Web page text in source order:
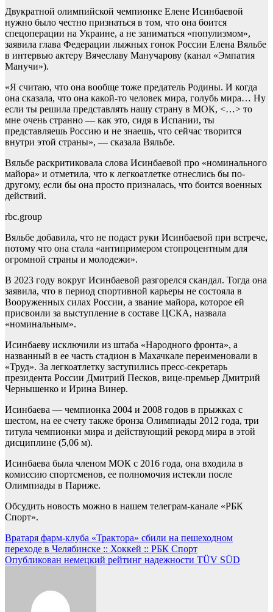
Двукратной олимпийской чемпионке Елене Исинбаевой
нужно было честно признаться в том, что она боится
спецоперации на Украине, а не заниматься «популизмом»,
заявила глава Федерации лыжных гонок России Елена Вяльбе
в интервью актеру Вячеславу Манучарову (канал «Эмпатия
Манучи»).
«Я считаю, что она вообще тоже предатель Родины. И когда
она сказала, что она какой-то человек мира, голубь мира… Ну
если ты решила представлять нашу страну в МОК, <…> то
мне очень странно — как это, сидя в Испании, ты
представляешь Россию и не знаешь, что сейчас творится
внутри этой страны», — сказала Вяльбе.
Вяльбе раскритиковала слова Исинбаевой про «номинального
майора» и отметила, что к легкоатлетке отнеслись бы по-
другому, если бы она просто призналась, что боится военных
действий.
rbc.group
Вяльбе добавила, что не подаст руки Исинбаевой при встрече,
потому что она стала «антипримером стопроцентным для
огромной страны и молодежи».
В 2023 году вокруг Исинбаевой разгорелся скандал. Тогда она
заявила, что в период спортивной карьеры не состояла в
Вооруженных силах России, а звание майора, которое ей
присвоили за выступление в составе ЦСКА, назвала
«номинальным».
Исинбаеву исключили из штаба «Народного фронта», а
названный в ее часть стадион в Махачкале переименовали в
«Труд». За легкоатлетку заступились пресс-секретарь
президента России Дмитрий Песков, вице-премьер Дмитрий
Чернышенко и Ирина Винер.
Исинбаева — чемпионка 2004 и 2008 годов в прыжках с
шестом, на ее счету также бронза Олимпиады 2012 года, три
титула чемпионки мира и действующий рекорд мира в этой
дисциплине (5,06 м).
Исинбаева была членом МОК с 2016 года, она входила в
комиссию спортсменов, ее полномочия истекли после
Олимпиады в Париже.
Обсудить новость можно в нашем телеграм-канале «РБК
Спорт».
Навигация
по
Вратаря фарм-клуба «Трактора» сбили на пешеходном
переходе в Челябинске :: Хоккей :: РБК Спорт
Опубликован немецкий рейтинг надежности TÜV SÜD